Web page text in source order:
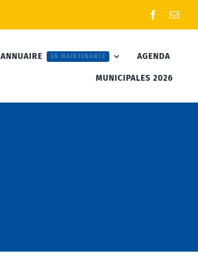
ANNUAIRE EN MAINTENANCE AGENDA
MUNICIPALES 2026